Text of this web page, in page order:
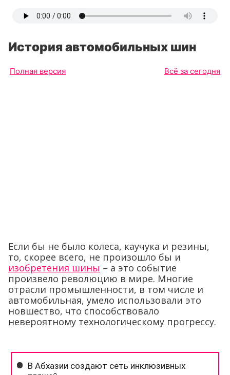
История автомобильных шин
Полная версия Всё за сегодня
Если бы не было колеса, каучука и резины,
то, скорее всего, не произошло бы и
изобретения шины – а это событие
произвело революцию в мире. Многие
отрасли промышленности, в том числе и
автомобильная, умело использовали это
новшество, что способствовало
невероятному технологическому прогрессу.